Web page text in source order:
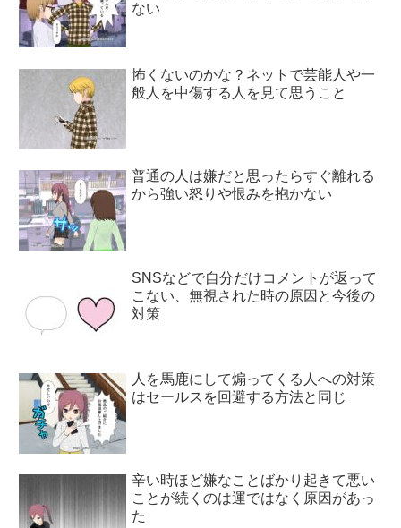
ない
怖くないのかな？ネットで芸能人や一
般人を中傷する人を見て思うこと
普通の人は嫌だと思ったらすぐ離れる
から強い怒りや恨みを抱かない
SNSなどで自分だけコメントが返って
こない、無視された時の原因と今後の
対策
人を馬鹿にして煽ってくる人への対策
はセールスを回避する方法と同じ
辛い時ほど嫌なことばかり起きて悪い
ことが続くのは運ではなく原因があっ
た